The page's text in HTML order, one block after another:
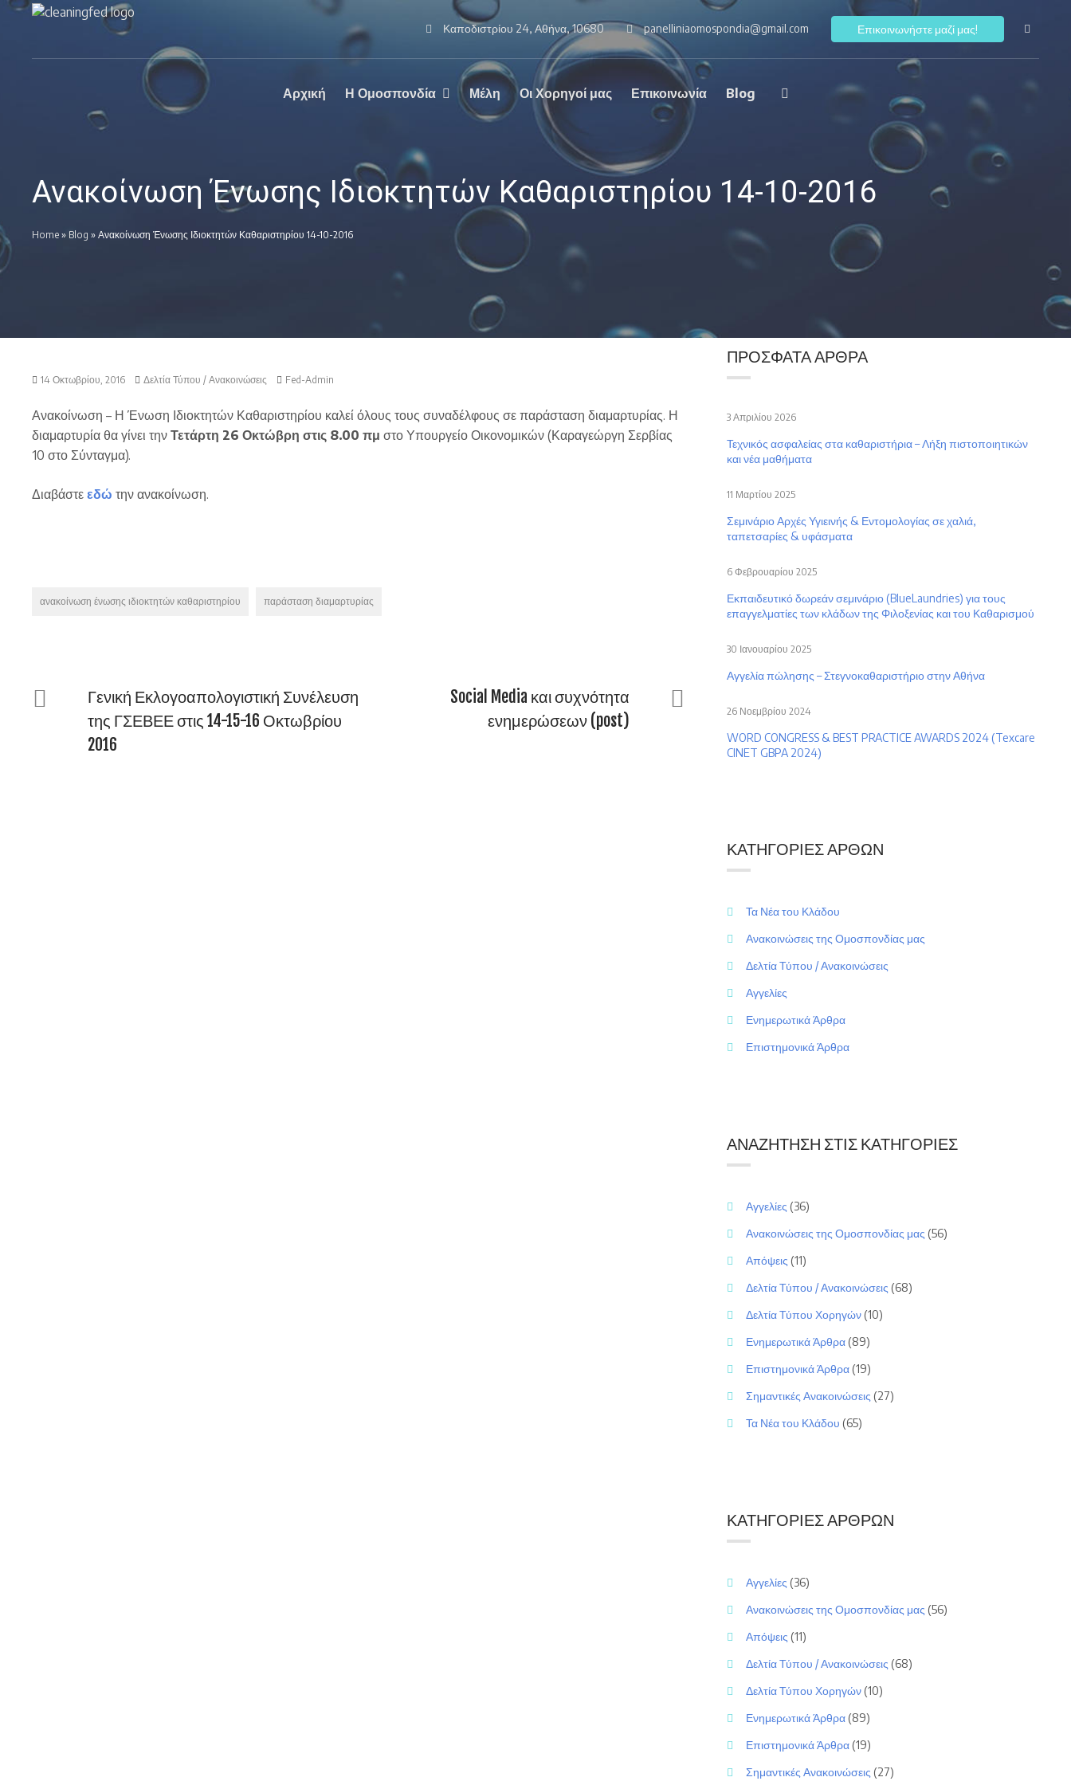
Πανελλήνια
Ο επίσημος
ιστοχώρος της
Καποδιστρίου 24, Αθήνα, 10680 panelliniaomospondia@gmail.com Επικοινωνήστε μαζί μας!
Αρχική Η Ομοσπονδία Μέλη Οι Χορηγοί μας Επικοινωνία Blog
Ανακοίνωση Ένωσης Ιδιοκτητών Καθαριστηρίου 14-10-2016
Home » Blog » Ανακοίνωση Ένωσης Ιδιοκτητών Καθαριστηρίου 14-10-2016
14 Οκτωβρίου, 2016 Δελτία Τύπου / Ανακοινώσεις Fed-Admin
Ανακοίνωση – Η Ένωση Ιδιοκτητών Καθαριστηρίου καλεί όλους τους συναδέλφους σε παράσταση διαμαρτυρίας. Η
διαμαρτυρία θα γίνει την Τετάρτη 26 Οκτώβρη στις 8.00 πμ στο Υπουργείο Οικονομικών (Καραγεώργη Σερβίας
10 στο Σύνταγμα).
Διαβάστε εδώ την ανακοίνωση.
ανακοίνωση ένωσης ιδιοκτητών καθαριστηρίου παράσταση διαμαρτυρίας
Γενική Εκλογοαπολογιστική Συνέλευση
της ΓΣΕΒΕΕ στις 14-15-16 Οκτωβρίου
2016
Social Media και συχνότητα
ενημερώσεων (post)
ΠΡΌΣΦΑΤΑ ΆΡΘΡΑ
Τεχνικός ασφαλείας στα καθαριστήρια – Λήξη πιστοποιητικών
και νέα μαθήματα
3 Απριλίου 2026
Σεμινάριο Αρχές Υγιεινής & Εντομολογίας σε χαλιά,
ταπετσαρίες & υφάσματα
11 Μαρτίου 2025
Εκπαιδευτικό δωρεάν σεμινάριο (BlueLaundries) για τους
επαγγελματίες των κλάδων της Φιλοξενίας και του Καθαρισμού
6 Φεβρουαρίου 2025
Αγγελία πώλησης – Στεγνοκαθαριστήριο στην Αθήνα
30 Ιανουαρίου 2025
WORD CONGRESS & BEST PRACTICE AWARDS 2024 (Texcare
CINET GBPA 2024)
26 Νοεμβρίου 2024
ΚΑΤΗΓΟΡΊΕΣ ΆΡΘΩΝ
Τα Νέα του Κλάδου
Ανακοινώσεις της Ομοσπονδίας μας
Δελτία Τύπου / Ανακοινώσεις
Αγγελίες
Ενημερωτικά Άρθρα
Επιστημονικά Άρθρα
ΑΝΑΖΉΤΗΣΗ ΣΤΙΣ ΚΑΤΗΓΟΡΊΕΣ
Αγγελίες (36)
Ανακοινώσεις της Ομοσπονδίας μας (56)
Απόψεις (11)
Δελτία Τύπου / Ανακοινώσεις (68)
Δελτία Τύπου Χορηγών (10)
Ενημερωτικά Άρθρα (89)
Επιστημονικά Άρθρα (19)
Σημαντικές Ανακοινώσεις (27)
Τα Νέα του Κλάδου (65)
ΚΑΤΗΓΟΡΊΕΣ ΆΡΘΡΩΝ
Αγγελίες (36)
Ανακοινώσεις της Ομοσπονδίας μας (56)
Απόψεις (11)
Δελτία Τύπου / Ανακοινώσεις (68)
Δελτία Τύπου Χορηγών (10)
Ενημερωτικά Άρθρα (89)
Επιστημονικά Άρθρα (19)
Σημαντικές Ανακοινώσεις (27)